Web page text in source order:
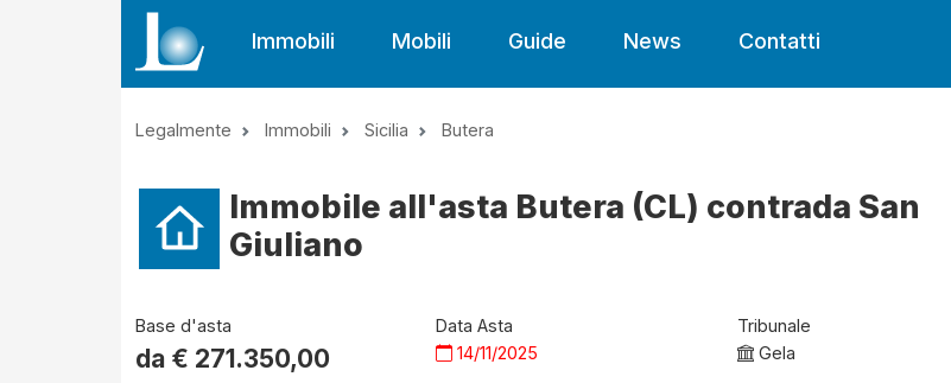
Immobili Mobili Guide News Contatti
Legalmente Immobili Sicilia Butera
Immobile all'asta Butera (CL) contrada San
Giuliano
Base d'asta
da € 271.350,00
Data Asta
14/11/2025
Tribunale
Gela